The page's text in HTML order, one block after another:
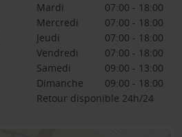
Mardi
07:00 - 18:00
Mercredi
07:00 - 18:00
Jeudi
07:00 - 18:00
Vendredi
07:00 - 18:00
Samedi
09:00 - 13:00
Dimanche
09:00 - 18:00
Retour disponible 24h/24